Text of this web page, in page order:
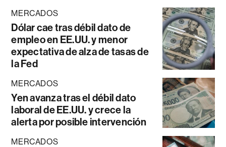
MERCADOS
Dólar cae tras débil dato de
empleo en EE.UU. y menor
expectativa de alza de tasas de
la Fed
MERCADOS
Yen avanza tras el débil dato
laboral de EE.UU. y crece la
alerta por posible intervención
MERCADOS